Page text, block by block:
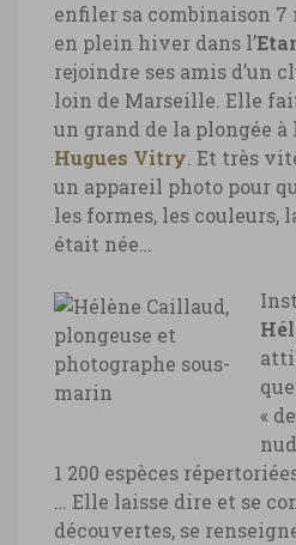
enfiler sa combinaison 7
en plein hiver dans l’
rejoindre ses amis d’un
loin de Marseille. Elle
un grand de la plongée à
Hugues Vitry . Et très
un appareil photo pour
les formes, les couleurs,
était née…
«
1 200 espèces
… Elle laisse dire et se
découvertes, se